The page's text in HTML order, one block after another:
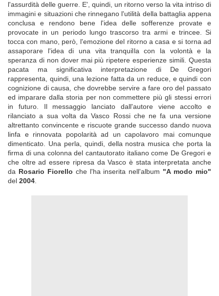
l'assurdità delle guerre. E', quindi, un ritorno verso la vita intriso di
immagini e situazioni che rinnegano l'utilità della battaglia appena
conclusa e rendono bene l'idea delle sofferenze provate e
provocate in un periodo lungo trascorso tra armi e trincee. Si
tocca con mano, però, l'emozione del ritorno a casa e si torna ad
assaporare l'idea di una vita tranquilla con la volontà e la
speranza di non dover mai più ripetere esperienze simili. Questa
pacata ma significativa interpretazione di De Gregori
rappresenta, quindi, una lezione fatta da un reduce, e quindi con
cognizione di causa, che dovrebbe servire a fare oro del passato
ed imparare dalla storia per non commettere più gli stessi errori
in futuro. Il messaggio lanciato dall'autore viene accolto e
rilanciato a sua volta da Vasco Rossi che ne fa una versione
altrettanto convincente e riscuote grande successo dando nuova
linfa e rinnovata popolarità ad un capolavoro mai comunque
dimenticato. Una perla, quindi, della nostra musica che porta la
firma di una colonna del cantautorato italiano come De Gregori e
che oltre ad essere ripresa da Vasco è stata interpretata anche
da Rosario Fiorello che l'ha inserita nell'album "A modo mio"
del 2004